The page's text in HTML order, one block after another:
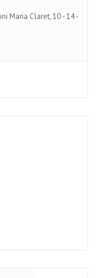
Maria Claret, 10 - 14 -